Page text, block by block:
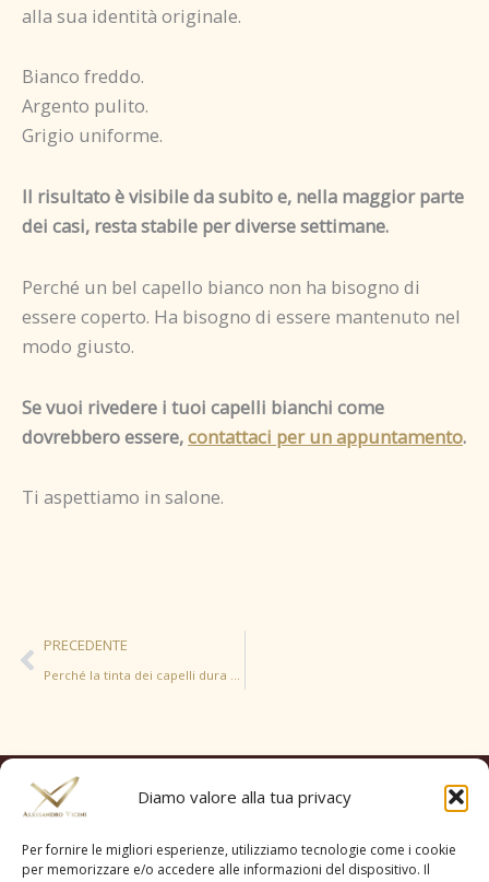
Diamo valore alla tua privacy
Per fornire le migliori esperienze, utilizziamo tecnologie come i cookie
per memorizzare e/o accedere alle informazioni del dispositivo. Il
alla sua identità originale.
Bianco freddo.
Argento pulito.
Grigio uniforme.
Il risultato è visibile da subito e, nella maggior parte
dei casi, resta stabile per diverse settimane.
Perché un bel capello bianco non ha bisogno di
essere coperto. Ha bisogno di essere mantenuto nel
modo giusto.
Se vuoi rivedere i tuoi capelli bianchi come
dovrebbero essere,contattaci per un appuntamento.
Ti aspettiamo in salone.
Precedente
PRECEDENTE
Perché la tinta dei capelli dura poco?